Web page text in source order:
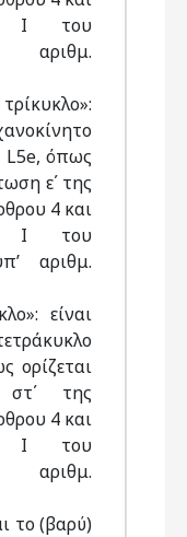
Ι του
αριθμ.
L5e, όπως
ε΄ της
4 και
Ι του
αριθμ.
είναι
ορίζεται
της
4 και
Ι του
αριθμ.
το (βαρύ)